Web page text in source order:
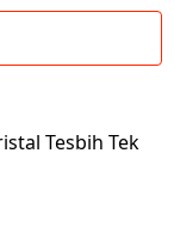
Tesbih Tek